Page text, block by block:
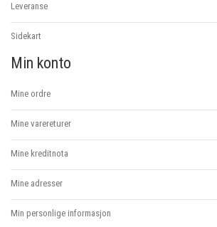
Leveranse
Sidekart
Min konto
Mine ordre
Mine varereturer
Mine kreditnota
Mine adresser
Min personlige informasjon